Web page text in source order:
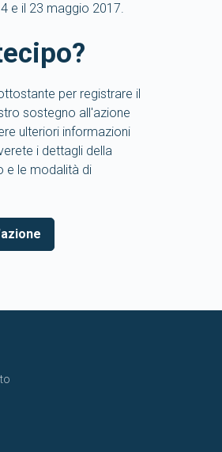
e il 23 maggio 2017.
per registrare il
sostegno all'azione
ulteriori informazioni
i dettagli della
e le modalità di